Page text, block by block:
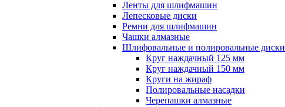
Ленты для шлифмашин
Лепесковые диски
Ремни для шлифмашин
Чашки алмазные
Шлифовальные и полировальные диски
Круг наждачный 125 мм
Круг наждачный 150 мм
Круги на жираф
Полировальные насадки
Черепашки алмазные